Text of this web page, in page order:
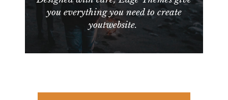
you everything you need to create
youtwebsite.